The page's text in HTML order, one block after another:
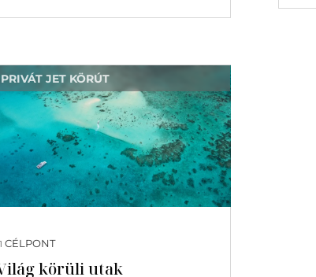
körüli utak
CÉLPONT
PRIVÁT JET KÖRÚT